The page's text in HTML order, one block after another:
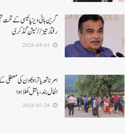
گرین ہائی ویز پالیسی کے تحت
رفتار تیز// نیتن گڈکری
امرناتھ یاترا 6دن
الحال بند، بالتل کھلا ہوا